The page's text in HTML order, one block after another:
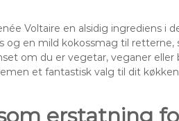
Voltaire en alsidig ingrediens i
en mild kokossmag til retterne,
om du er vegetar, veganer
et fantastisk valg til dit
erstatning